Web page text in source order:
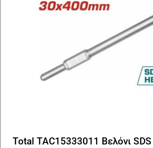
Total TAC15333011 Βελόνι